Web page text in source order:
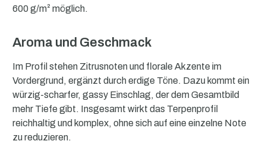
600 g/m² möglich.
Aroma und Geschmack
Im Profil stehen Zitrusnoten und florale Akzente im
Vordergrund, ergänzt durch erdige Töne. Dazu kommt ein
würzig-scharfer, gassy Einschlag, der dem Gesamtbild
mehr Tiefe gibt. Insgesamt wirkt das Terpenprofil
reichhaltig und komplex, ohne sich auf eine einzelne Note
zu reduzieren.